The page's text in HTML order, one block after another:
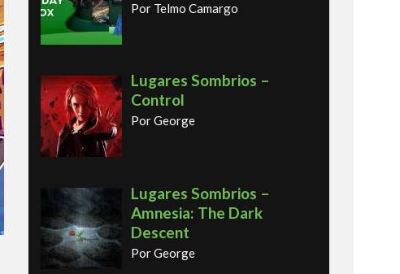
Por Telmo Camargo
Lugares Sombrios –
Control
Por George
Lugares Sombrios –
Amnesia: The Dark
Descent
Por George